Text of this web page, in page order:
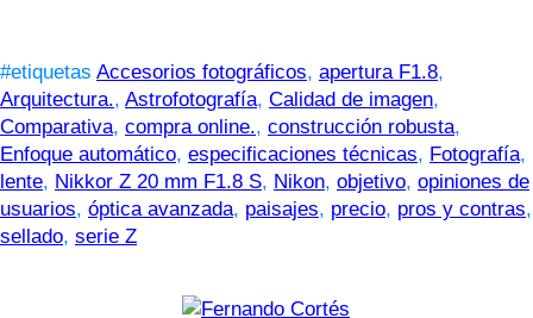
#etiquetas Accesorios fotográficos, apertura F1.8,
Arquitectura., Astrofotografía, Calidad de imagen,
Comparativa, compra online., construcción robusta,
Enfoque automático, especificaciones técnicas, Fotografía,
lente, Nikkor Z 20 mm F1.8 S, Nikon, objetivo, opiniones de
usuarios, óptica avanzada, paisajes, precio, pros y contras,
sellado, serie Z